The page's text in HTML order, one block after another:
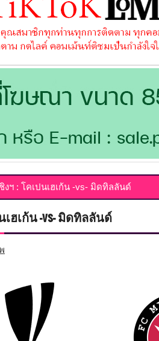
ฯ : โคเปนเฮเก้น -vs- มิดทิลลันด์
ฮเก้น -vs- มิดทิลลันด์